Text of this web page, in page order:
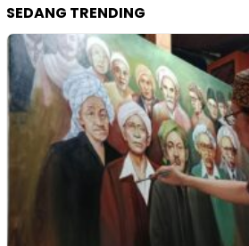
SEDANG TRENDING